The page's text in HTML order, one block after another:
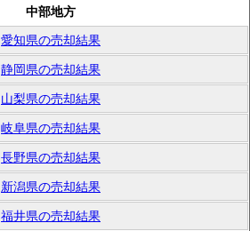
中部地方
愛知県の売却結果
静岡県の売却結果
山梨県の売却結果
岐阜県の売却結果
長野県の売却結果
新潟県の売却結果
福井県の売却結果